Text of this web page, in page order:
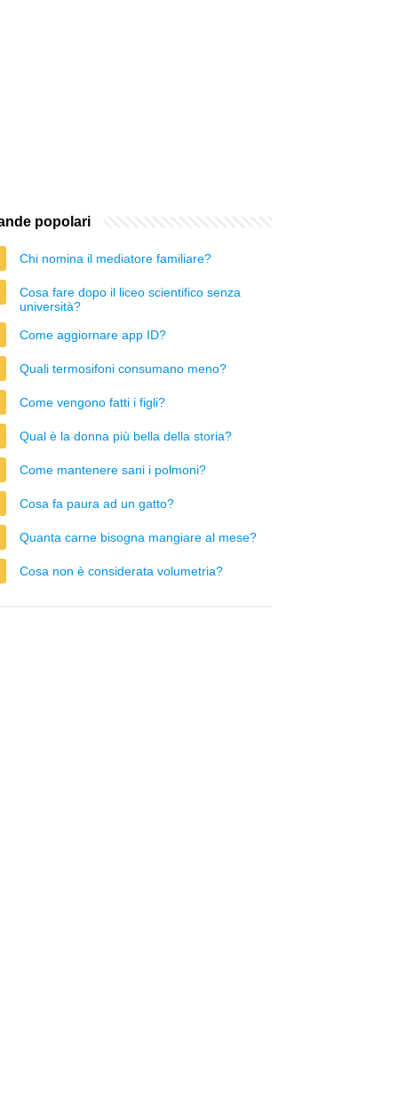
popolari
Chi nomina il mediatore familiare?
Cosa fare dopo il liceo scientifico senza
università?
Come aggiornare app ID?
Quali termosifoni consumano meno?
Come vengono fatti i figli?
Qual è la donna più bella della storia?
Come mantenere sani i polmoni?
Cosa fa paura ad un gatto?
Quanta carne bisogna mangiare al mese?
Cosa non è considerata volumetria?